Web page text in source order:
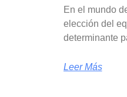
En el mundo
elección del
determinante
Leer Más